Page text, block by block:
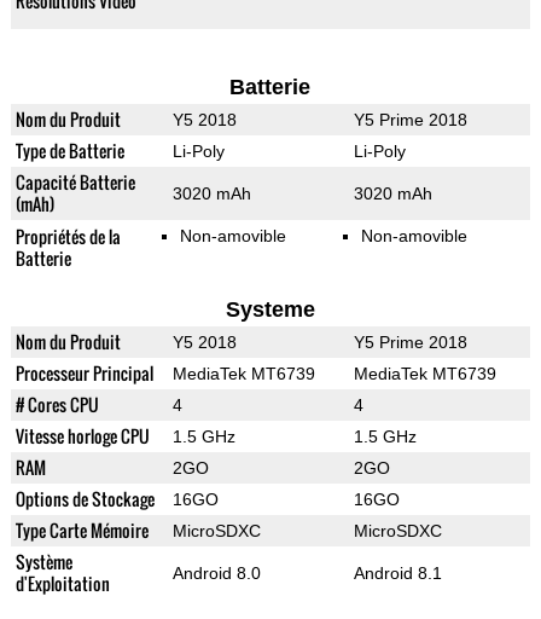
Batterie
Nom du Produit Y5 2018 Y5 Prime 2018
Type de Batterie Li-Poly Li-Poly
Capacité Batterie
(mAh)
3020 mAh 3020 mAh
Propriétés de la
Batterie
Non-amovible Non-amovible
Systeme
Nom du Produit Y5 2018 Y5 Prime 2018
Processeur Principal MediaTek MT6739 MediaTek MT6739
# Cores CPU 4 4
Vitesse horloge CPU 1.5 GHz 1.5 GHz
RAM 2GO 2GO
Options de Stockage 16GO 16GO
Type Carte Mémoire MicroSDXC MicroSDXC
Système
d'Exploitation
Android 8.0 Android 8.1